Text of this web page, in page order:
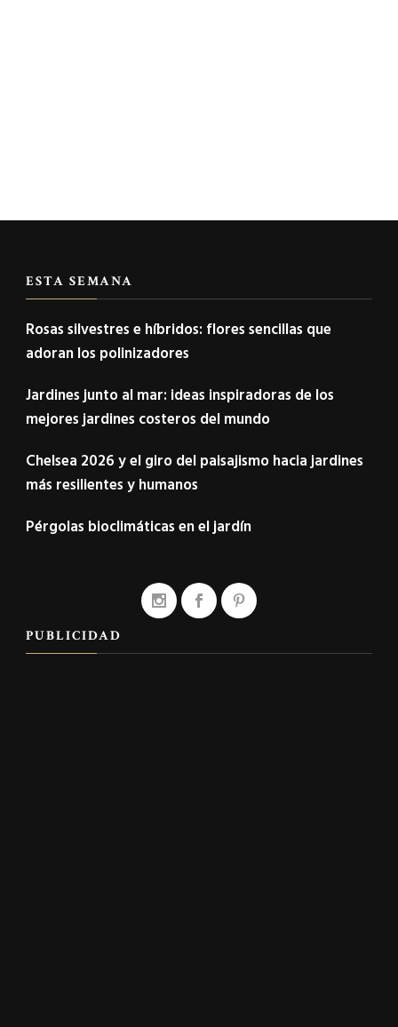
ESTA SEMANA
Rosas silvestres e híbridos: flores sencillas que
adoran los polinizadores
Jardines junto al mar: ideas inspiradoras de los
mejores jardines costeros del mundo
Chelsea 2026 y el giro del paisajismo hacia jardines
más resilientes y humanos
Pérgolas bioclimáticas en el jardín
PUBLICIDAD